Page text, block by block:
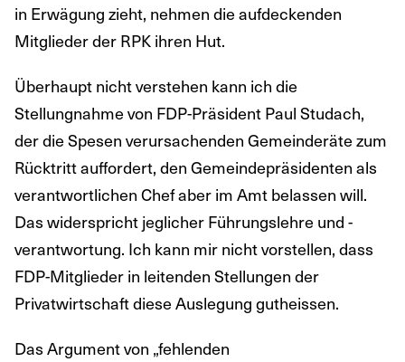
in Erwägung zieht, nehmen die aufdeckenden
Mitglieder der RPK ihren Hut.
Überhaupt nicht verstehen kann ich die
Stellungnahme von FDP-Präsident Paul Studach,
der die Spesen verursachenden Gemeinderäte zum
Rücktritt auffordert, den Gemeindepräsidenten als
verantwortlichen Chef aber im Amt belassen will.
Das widerspricht jeglicher Führungslehre und -
verantwortung. Ich kann mir nicht vorstellen, dass
FDP-Mitglieder in leitenden Stellungen der
Privatwirtschaft diese Auslegung gutheissen.
Das Argument von „fehlenden